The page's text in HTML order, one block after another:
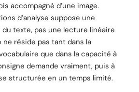
accompagné d’une image.
d’analyse suppose une
texte, pas une lecture linéaire
ne réside pas tant dans la
que dans la capacité à
demande vraiment, puis à
structurée en un temps limité.